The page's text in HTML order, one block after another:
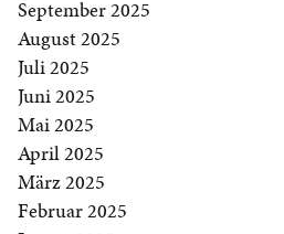
September 2025
August 2025
Juli 2025
Juni 2025
Mai 2025
April 2025
März 2025
Februar 2025